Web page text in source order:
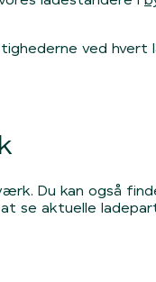
ved hvert
Du kan også
se aktuelle